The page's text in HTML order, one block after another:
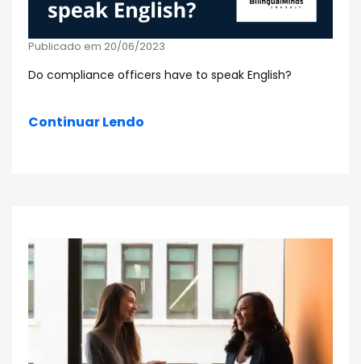
Publicado em 20/06/2023
Do compliance officers have to speak English?
Continuar Lendo